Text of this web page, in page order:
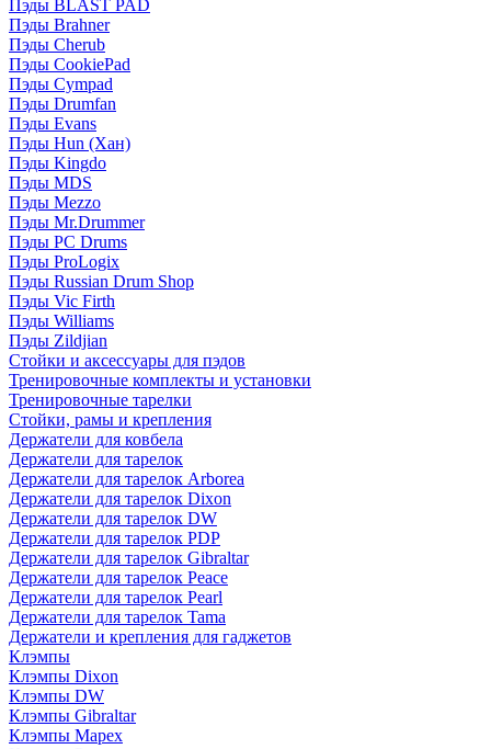
Пэды BLAST PAD
Пэды Brahner
Пэды Cherub
Пэды CookiePad
Пэды Cympad
Пэды Drumfan
Пэды Evans
Пэды Hun (Хан)
Пэды Kingdo
Пэды MDS
Пэды Mezzo
Пэды Mr.Drummer
Пэды PC Drums
Пэды ProLogix
Пэды Russian Drum Shop
Пэды Vic Firth
Пэды Williams
Пэды Zildjian
Стойки и аксессуары для пэдов
Тренировочные комплекты и установки
Тренировочные тарелки
Стойки, рамы и крепления
Держатели для ковбела
Держатели для тарелок
Держатели для тарелок Arborea
Держатели для тарелок Dixon
Держатели для тарелок DW
Держатели для тарелок PDP
Держатели для тарелок Gibraltar
Держатели для тарелок Peace
Держатели для тарелок Pearl
Держатели для тарелок Tama
Держатели и крепления для гаджетов
Клэмпы
Клэмпы Dixon
Клэмпы DW
Клэмпы Gibraltar
Клэмпы Mapex